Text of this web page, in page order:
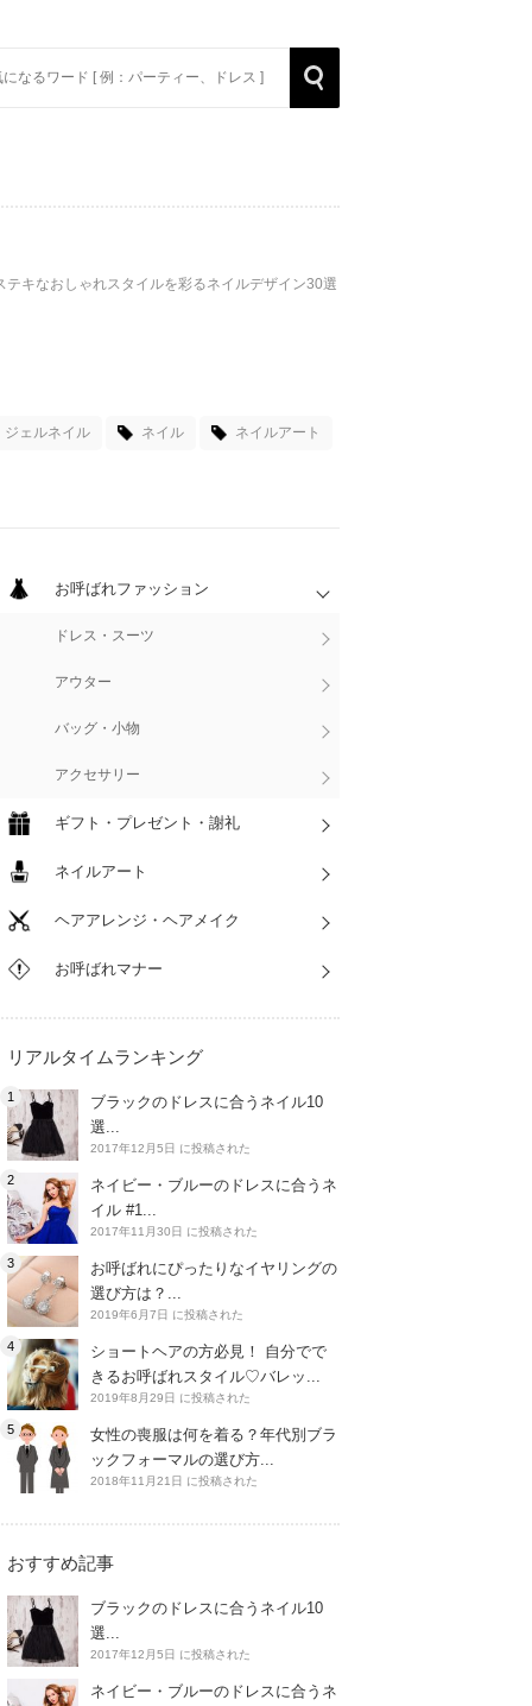
キなおしゃれスタイルを彩るネイルデザイン30選
ジェルネイル ネイル ネイルアート
お呼ばれファッション
ドレス・スーツ
アウター
バッグ・小物
アクセサリー
ギフト・プレゼント・謝礼
ネイルアート
ヘアアレンジ・ヘアメイク
お呼ばれマナー
リアルタイムランキング
ブラックのドレスに合うネイル10
選...
2017年12月5日 に投稿された
ネイビー・ブルーのドレスに合うネ
イル #1...
2017年11月30日 に投稿された
お呼ばれにぴったりなイヤリングの
選び方は？...
2019年6月7日 に投稿された
ショートヘアの方必見！ 自分でで
きるお呼ばれスタイル♡バレッ...
2019年8月29日 に投稿された
女性の喪服は何を着る？年代別ブラ
ックフォーマルの選び方...
2018年11月21日 に投稿された
おすすめ記事
ブラックのドレスに合うネイル10
選...
2017年12月5日 に投稿された
ネイビー・ブルーのドレスに合うネ